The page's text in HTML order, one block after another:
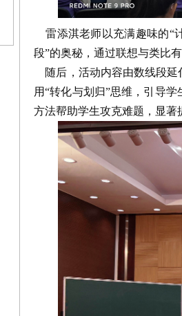
雷添淇老师以充满趣味的“
段”的奥秘，通过联想与类比
随后，活动内容由数线段延
用“转化与划归”思维，引导
方法帮助学生攻克难题，显著